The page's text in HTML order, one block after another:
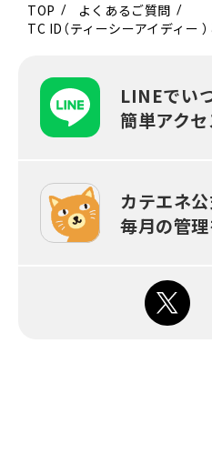
TOP
よくあるご質問
TC ID（ティーシーアイディー
LINEでい
簡単アクセ
カテエネ
毎月の管理